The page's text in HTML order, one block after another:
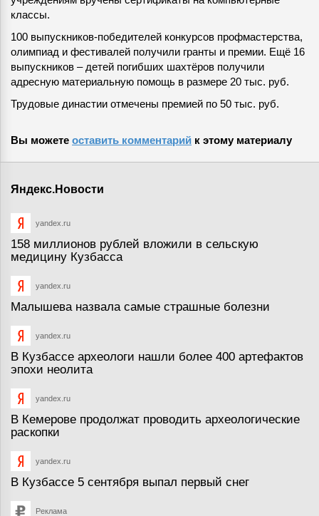
классы.
100 выпускников-победителей конкурсов профмастерства,
олимпиад и фестивалей получили гранты и премии. Ещё 16
выпускников – детей погибших шахтёров получили
адресную материальную помощь в размере 20 тыс. руб.
Трудовые династии отмечены премией по 50 тыс. руб.
Вы можете оставить комментарий к этому материалу
Яндекс.Новости
yandex.ru
158 миллионов рублей вложили в сельскую
медицину Кузбасса
yandex.ru
Малышева назвала самые страшные болезни
yandex.ru
В Кузбассе археологи нашли более 400 артефактов
эпохи неолита
yandex.ru
В Кемерове продолжат проводить археологические
раскопки
yandex.ru
В Кузбассе 5 сентября выпал первый снег
Реклама